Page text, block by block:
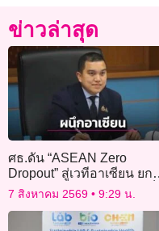
ข่าวล่าสุด
ศธ.ดัน “ASEAN Zero
Dropout” สู่เวทีอาเซียน ยก
ระดับภารกิจ ไม่ใช่แค่พาเด็ก
7 สิงหาคม 2569 9:29 น.